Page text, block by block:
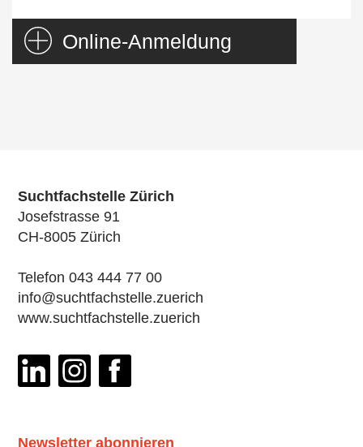
Online-Anmeldung
Frau
Herr
neutrale Anrede
keine Angaben
Name Erziehungsberechtigte*r
Suchtfachstelle Zürich
Josefstrasse 91
CH-8005 Zürich
Telefon 043 444 77 00
info@suchtfachstelle.zuerich
www.suchtfachstelle.zuerich
Newsletter abonnieren